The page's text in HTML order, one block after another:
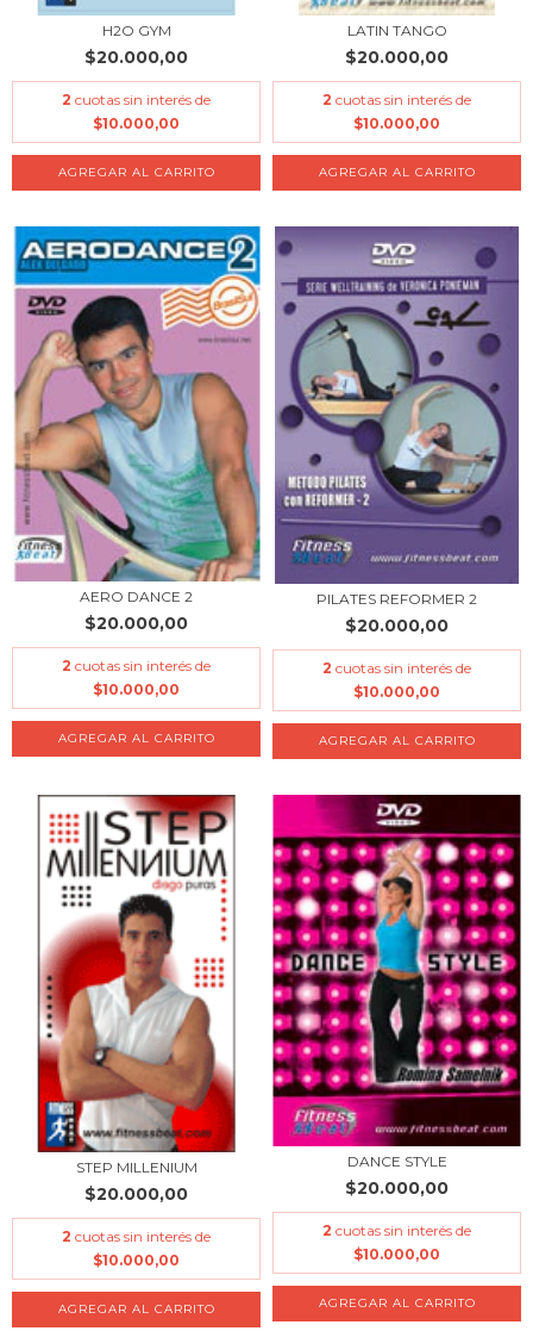
H2O GYM
$20.000,00
2 cuotas sin interés de
$10.000,00
LATIN TANGO
$20.000,00
2 cuotas sin interés de
$10.000,00
AERO DANCE 2
$20.000,00
2 cuotas sin interés de
$10.000,00
PILATES REFORMER 2
$20.000,00
2 cuotas sin interés de
$10.000,00
STEP MILLENIUM
$20.000,00
2 cuotas sin interés de
$10.000,00
DANCE STYLE
$20.000,00
2 cuotas sin interés de
$10.000,00